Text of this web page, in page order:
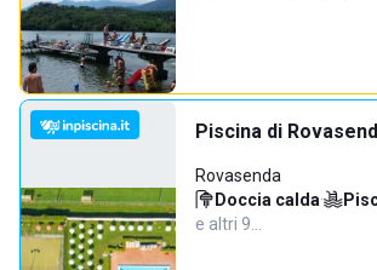
Piscina di
Rovasenda
Doccia calda·
e altri 9…